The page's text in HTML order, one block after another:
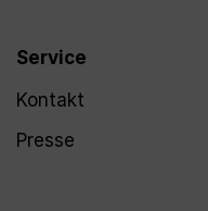
Service
Kontakt
Presse